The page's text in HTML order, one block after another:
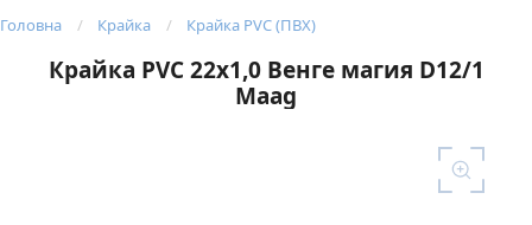
Головна Крайка Крайка PVC (ПВХ)
Крайка PVC 22х1,0 Венге магия D12/1
Maag